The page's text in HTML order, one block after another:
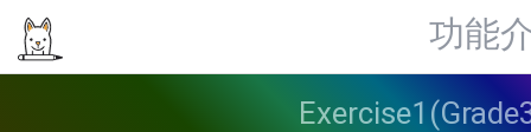
功能